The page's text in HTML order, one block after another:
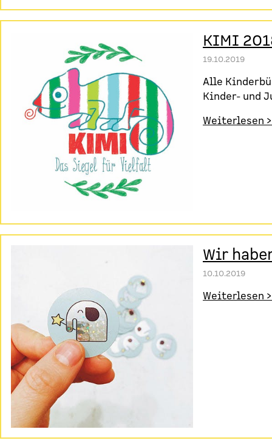
KIMI
19.10.2019
Alle
Kinder- und
Weiterlesen
Wir
10.10.2019
Weiterlesen